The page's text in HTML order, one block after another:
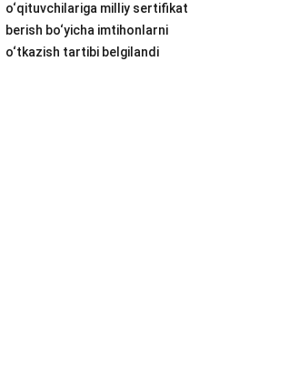
o‘qituvchilariga milliy sertifikat
berish bo‘yicha imtihonlarni
o‘tkazish tartibi belgilandi